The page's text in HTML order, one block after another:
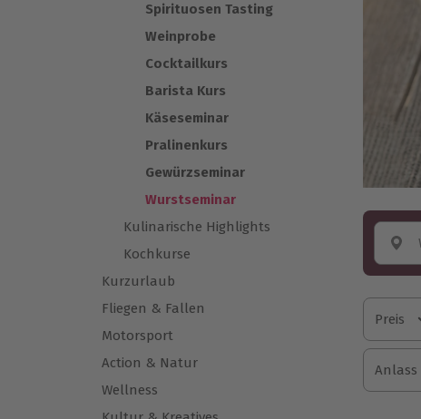
Spirituosen Tasting
Weinprobe
Cocktailkurs
Barista Kurs
Käseseminar
Pralinenkurs
Gewürzseminar
Wurstseminar
Kulinarische Highlights
Kochkurse
Kurzurlaub
Fliegen & Fallen
Motorsport
Action & Natur
Wellness
Preis
Anlass